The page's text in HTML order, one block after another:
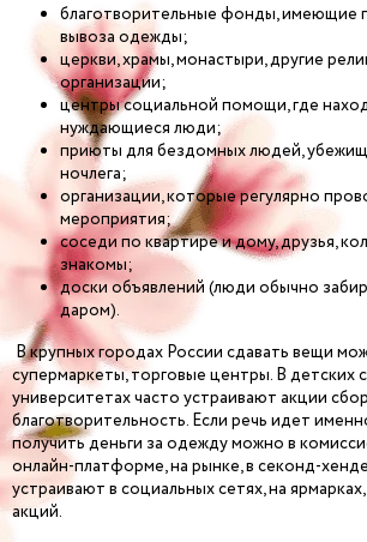
благотворительные фонды, имеющие
вывоза одежды;
церкви, храмы, монастыри, другие
организации;
центры социальной помощи, где
нуждающиеся люди;
приюты для бездомных людей,
ночлега;
организации, которые регулярно
мероприятия;
соседи по квартире и дому, друзья,
знакомы;
доски объявлений (люди обычно
даром).
В крупных городах России сдавать вещи
супермаркеты, торговые центры. В детских
университетах часто устраивают акции
благотворительность. Если речь идет
получить деньги за одежду можно в
онлайн-платформе, на рынке, в секонд-
устраивают в социальных сетях, на
акций.